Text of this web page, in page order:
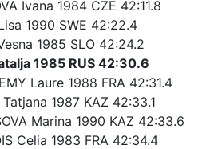
Ivana 1984 CZE 42:11.8
1990 SWE 42:22.4
1985 SLO 42:24.2
1985 RUS 42:30.6
Laure 1988 FRA 42:31.4
1987 KAZ 42:33.1
Marina 1990 KAZ 42:33.6
Celia 1983 FRA 42:34.4